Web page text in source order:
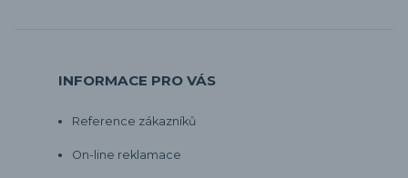
INFORMACE PRO VÁS
Reference zákazníků
On-line reklamace